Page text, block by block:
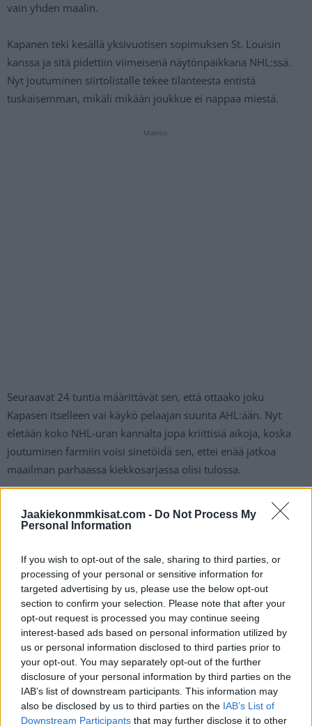
Jaakiekonmmkisat.com - Do Not Process My
Personal Information
If you wish to opt-out of the sale, sharing to third parties, or
processing of your personal or sensitive information for
targeted advertising by us, please use the below opt-out
section to confirm your selection. Please note that after your
opt-out request is processed you may continue seeing
interest-based ads based on personal information utilized by
us or personal information disclosed to third parties prior to
your opt-out. You may separately opt-out of the further
disclosure of your personal information by third parties on the
IAB’s list of downstream participants. This information may
also be disclosed by us to third parties on the IAB’s List of
Downstream Participants that may further disclose it to other
vain yhden maalin.
Kapanen teki kesällä yksivuotisen sopimuksen St. Louisin
kanssa ja sitä pidettiin viimeisenä näytönpaikkana NHL:ssä.
Nyt joutuminen siirtolistalle tekee tilanteesta entistä
tuskaisemman, mikäli mikään joukkue ei nappaa miestä.
Mainos:
Seuraavat 24 tuntia määrittävät sen, että ottaako joku
Kapasen itselleen vai käykö pelaajan suunta AHL:ään. Nyt
eletään koko NHL-uran kannalta jopa kriittisiä aikoja, koska
joutuminen farmiin voisi sinetöidä sen, ettei enää jatkoa
maailman parhaassa kiekkosarjassa olisi tulossa.
KAPANEN (STL) ON WAIVERS
Edellinen artikkeli
Ketkä pelaajat valitaan Suomen
4 Nations Face-off -
Seuraava artikkeli
Nähdäänkö Patrik Laine 4
Nations Face-off -